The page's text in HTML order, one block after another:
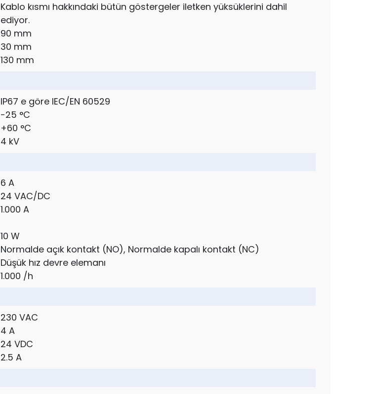
Kablo kısmı hakkındaki bütün göstergeler iletken yüksüklerini dahil
ediyor.
90 mm
30 mm
130 mm
IP67 e göre IEC/EN 60529
-25 °C
+60 °C
4 kV
6 A
24 VAC/DC
1.000 A
10 W
Normalde açık kontakt (NO), Normalde kapalı kontakt (NC)
Düşük hız devre elemanı
1.000 /h
230 VAC
4 A
24 VDC
2.5 A